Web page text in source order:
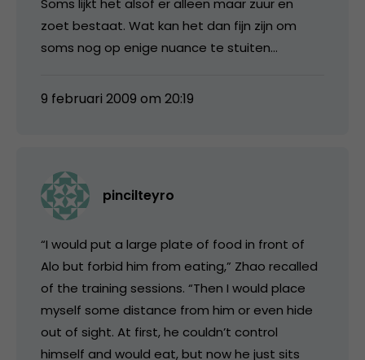
zoet bestaat. Wat kan het dan fijn zijn om
soms nog op enige nuance te stuiten…
9 februari 2009 om 20:19
pincilteyro
“I would put a large plate of food in front of
Alo but forbid him from eating,” Zhao recalled
of the training sessions. “Then I would place
myself some distance from him or even hide
out of sight. At first, he couldn’t control
himself and would eat, but now he just sits